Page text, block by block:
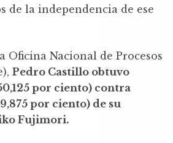
de la independencia de ese
Oficina Nacional de Procesos
Pedro Castillo obtuvo
por ciento) contra
por ciento) de su
Fujimori.